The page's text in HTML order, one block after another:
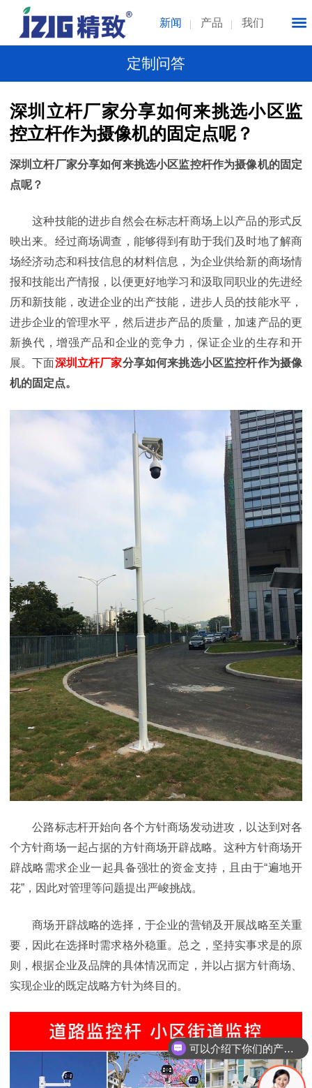
新闻 产品 我们
定制问答
深圳立杆厂家分享如何来挑选小区监
控立杆作为摄像机的固定点呢？
深圳立杆厂家分享如何来挑选小区监控杆作为摄像机的固定
点呢？
这种技能的进步自然会在标志杆商场上以产品的形式反
映出来。经过商场调查，能够得到有助于我们及时地了解商
场经济动态和科技信息的材料信息，为企业供给新的商场情
报和技能出产情报，以便更好地学习和汲取同职业的先进经
历和新技能，改进企业的出产技能，进步人员的技能水平，
进步企业的管理水平，然后进步产品的质量，加速产品的更
新换代，增强产品和企业的竞争力，保证企业的生存和开
展。下面深圳立杆厂家分享如何来挑选小区监控杆作为摄像
机的固定点。
公路标志杆开始向各个方针商场发动进攻，以达到对各
个方针商场一起占据的方针商场开辟战略。这种方针商场开
辟战略需求企业一起具备强壮的资金支持，且由于“遍地开
花”，因此对管理等问题提出严峻挑战。
商场开辟战略的选择，于企业的营销及开展战略至关重
要，因此在选择时需求格外稳重。总之，坚持实事求是的原
则，根据企业及品牌的具体情况而定，并以占据方针商场、
实现企业的既定战略方针为终目的。
可以介绍下你们的产品么